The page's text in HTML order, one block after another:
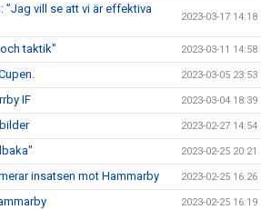
”Jag vill se att vi är effektiva
2023-03-17 14:18
taktik" 2023-03-11 14:58
2023-03-05 23:53
IF 2023-03-04 18:39
2023-02-27 14:54
2023-02-25 20:21
insatsen mot Hammarby 2023-02-25 16:26
2023-02-25 16:19